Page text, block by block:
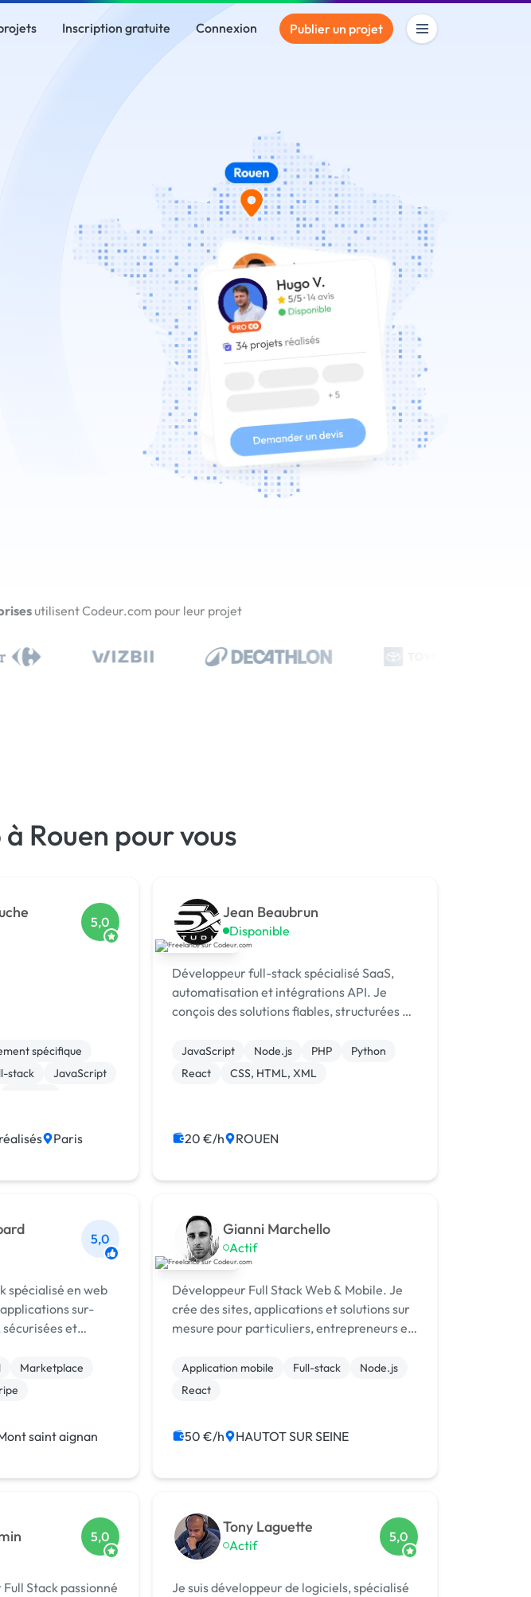
Inscription gratuite Connexion Publier un projet
utilisent Codeur.com pour leur projet
Rouen pour vous
5,0
spécifique
stack
JavaScript
Paris
Jean Beaubrun
Disponible
Développeur full-stack spécialisé SaaS,
automatisation et intégrations API. Je
conçois des solutions fiables, structurées et
JavaScript Node.js PHP
Python
React
CSS, HTML, XML
20 €/h ROUEN
5,0
spécialisé en web
sur-
et
Marketplace
site
saint aignan
Gianni Marchello
Actif
Développeur Full Stack Web & Mobile. Je
crée des sites, applications et solutions sur
mesure pour particuliers, entrepreneurs et
résultats.
Application mobile Full-stack
Node.js
React
50 €/h HAUTOT SUR SEINE
5,0
Stack passionné
Tony Laguette
Actif
5,0
Je suis développeur de logiciels, spécialisé